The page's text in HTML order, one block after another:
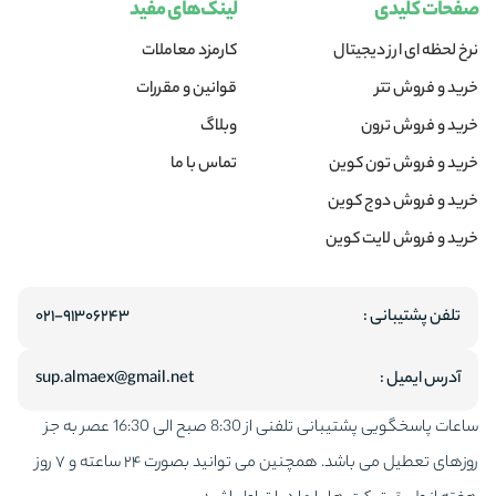
اکثر ارزهای دیجیتال ترواش شده ذهن جوانانی است که در رشته‌های نرم
ساله به نام ویتالیک بوترین در اوایل سال 2013 میلادی ارائه شد.
بوترین معتقد بود اتریوم می‌تواند انقلابی در ارزهای دیچیتال ایجاد کند و
هر کاربری بدون نیاز به داشتن دانش‌های پیچیده نرم افزاری اقدام به خرید و
ارزهای دیجیتال است که می‌تواند بدون نیاز به هیچگونه بلاک چینی از طریق
هدف اصلی بوترین ایجاد یک بستر غیرمتمرکز برای خرید و فروش راحت‌تر
بدون دخالت شبکه‌های مالی متمرکز بود. که تا به الان بعد از شروع اصلی کار
صفحات کلیدی
نرخ لحظه ای ارز دیجیتال
خرید و فروش تتر
خرید و فروش ترون
خرید و فروش تون کوین
خرید و فروش دوج کوین
خرید و فروش لایت کوین
لینک‌های مفید
کارمزد معاملات
قوانین و مقررات
وبلاگ
تماس با ما
تلفن پشتیبانی : ۰۲۱-۹۱۳۰۶۲۴۳
آدرس ایمیل :
sup.almaex@gmail.net
ساعات پاسخگویی پشتیبانی تلفنی از 8:30 صبح الی 16:30 عصر به جز
روزهای تعطیل می باشد. همچنین می توانید بصورت ۲۴ ساعته و ۷ روز